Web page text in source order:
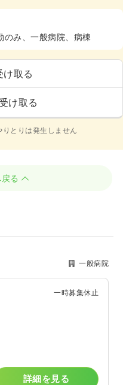
のみ、一般病院、病棟
け取る
け取る
とりは発生しません
る
一般病院
一時募集休止
詳細を見る